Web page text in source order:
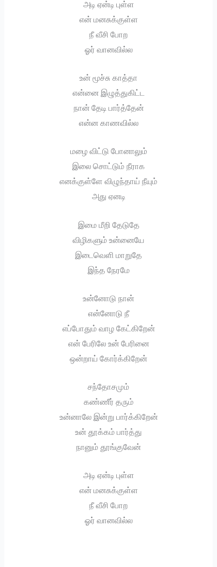
அடி ஏன்டி புள்ள
என் மனசுக்குள்ள
நீ வீசி போற
ஓர் வானவில்ல
உன் மூச்சு காத்தா
என்னை இழுத்துகிட்ட
நான் தேடி பார்த்தேன்
என்ன காணவில்ல
மழை விட்டு போனாலும்
இலை சொட்டும் நீராக
எனக்குள்ளே விழுந்தாய் நீயும்
அது ஏனடி
இமை மீறி தேடுதே
விழிகளும் உன்னையே
இடைவெளி மாறுதே
இந்த நேரமே
உன்னோடு நான்
என்னோடு நீ
எப்போதும் வாழ கேட்கிறேன்
என் பேரிலே உன் பேரினை
ஒன்றாய் கோர்க்கிறேன்
சந்தோசமும்
கண்ணீர் தரும்
உன்னாலே இன்று பார்க்கிறேன்
உன் தூக்கம் பார்த்து
நானும் தூங்குவேன்
அடி ஏன்டி புள்ள
என் மனசுக்குள்ள
நீ வீசி போற
ஓர் வானவில்ல